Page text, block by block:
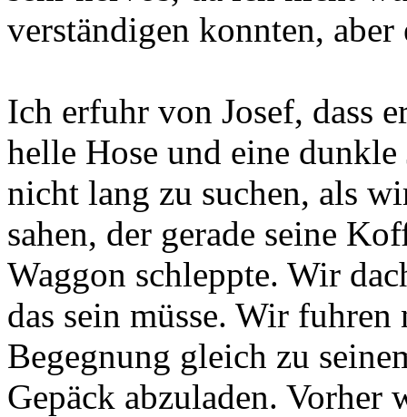
als ich erfuhr, dass Jack
Mai holten meine Familie
sehr nervös, da ich nicht
verständigen konnten,
Ich erfuhr von Josef, dass
helle Hose und eine
nicht lang zu suchen, als
sahen, der gerade seine
Waggon schleppte. Wir